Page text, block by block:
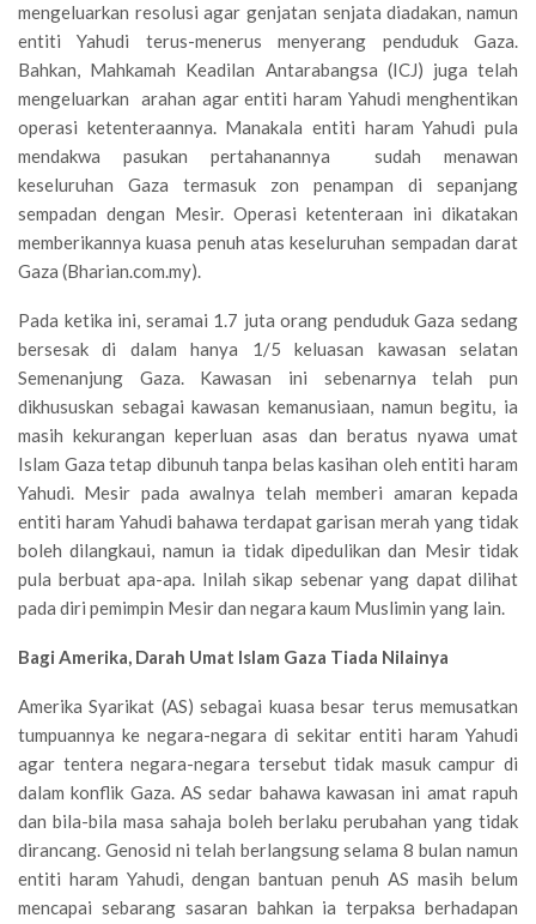
mengeluarkan resolusi agar genjatan senjata diadakan, namun
entiti Yahudi terus-menerus menyerang penduduk Gaza.
Bahkan, Mahkamah Keadilan Antarabangsa (ICJ) juga telah
mengeluarkan arahan agar entiti haram Yahudi menghentikan
operasi ketenteraannya. Manakala entiti haram Yahudi pula
mendakwa pasukan pertahanannya sudah menawan
keseluruhan Gaza termasuk zon penampan di sepanjang
sempadan dengan Mesir. Operasi ketenteraan ini dikatakan
memberikannya kuasa penuh atas keseluruhan sempadan darat
Gaza (Bharian.com.my).
Pada ketika ini, seramai 1.7 juta orang penduduk Gaza sedang
bersesak di dalam hanya 1/5 keluasan kawasan selatan
Semenanjung Gaza. Kawasan ini sebenarnya telah pun
dikhususkan sebagai kawasan kemanusiaan, namun begitu, ia
masih kekurangan keperluan asas dan beratus nyawa umat
Islam Gaza tetap dibunuh tanpa belas kasihan oleh entiti haram
Yahudi. Mesir pada awalnya telah memberi amaran kepada
entiti haram Yahudi bahawa terdapat garisan merah yang tidak
boleh dilangkaui, namun ia tidak dipedulikan dan Mesir tidak
pula berbuat apa-apa. Inilah sikap sebenar yang dapat dilihat
pada diri pemimpin Mesir dan negara kaum Muslimin yang lain.
Bagi Amerika, Darah Umat Islam Gaza Tiada Nilainya
Amerika Syarikat (AS) sebagai kuasa besar terus memusatkan
tumpuannya ke negara-negara di sekitar entiti haram Yahudi
agar tentera negara-negara tersebut tidak masuk campur di
dalam konflik Gaza. AS sedar bahawa kawasan ini amat rapuh
dan bila-bila masa sahaja boleh berlaku perubahan yang tidak
dirancang. Genosid ni telah berlangsung selama 8 bulan namun
entiti haram Yahudi, dengan bantuan penuh AS masih belum
mencapai sebarang sasaran bahkan ia terpaksa berhadapan